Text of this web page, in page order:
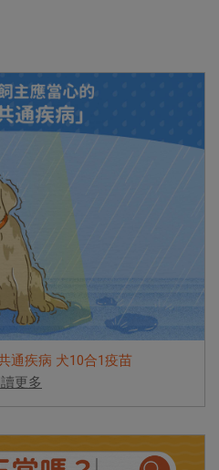
通疾病 犬10合1疫苗
更多